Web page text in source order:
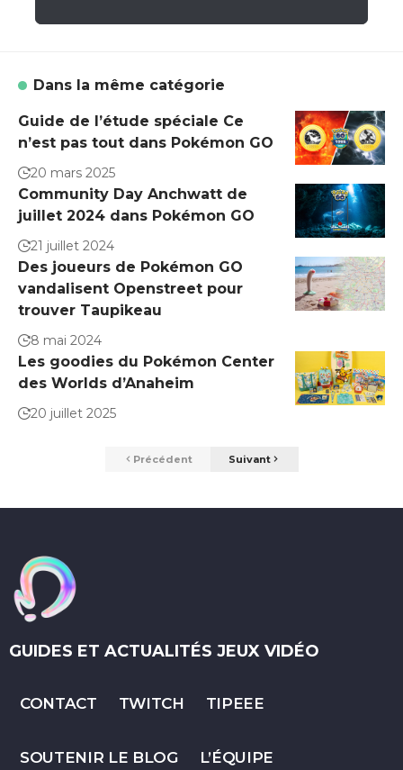
Dans la même catégorie
Guide de l’étude spéciale Ce
n’est pas tout dans Pokémon GO
20 mars 2025
Community Day Anchwatt de
juillet 2024 dans Pokémon GO
21 juillet 2024
Des joueurs de Pokémon GO
vandalisent Openstreet pour
trouver Taupikeau
8 mai 2024
Les goodies du Pokémon Center
des Worlds d’Anaheim
20 juillet 2025
Précédent Suivant
GUIDES ET ACTUALITÉS JEUX VIDÉO
CONTACT TWITCH TIPEEE
SOUTENIR LE BLOG L’ÉQUIPE